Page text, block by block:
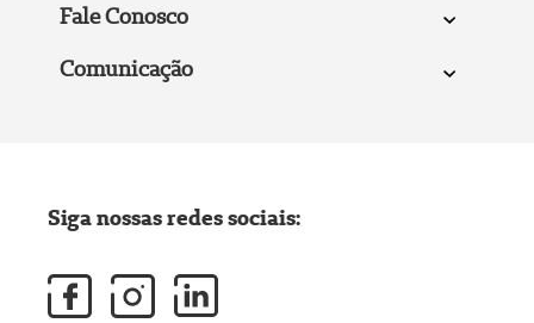
Fale Conosco
Comunicação
Siga nossas redes sociais: